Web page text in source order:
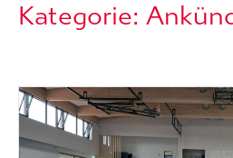
Kategorie: